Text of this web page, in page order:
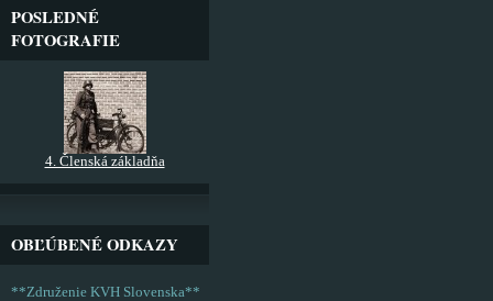
POSLEDNÉ
FOTOGRAFIE
4. Členská základňa
OBĽÚBENÉ ODKAZY
**Združenie KVH Slovenska**